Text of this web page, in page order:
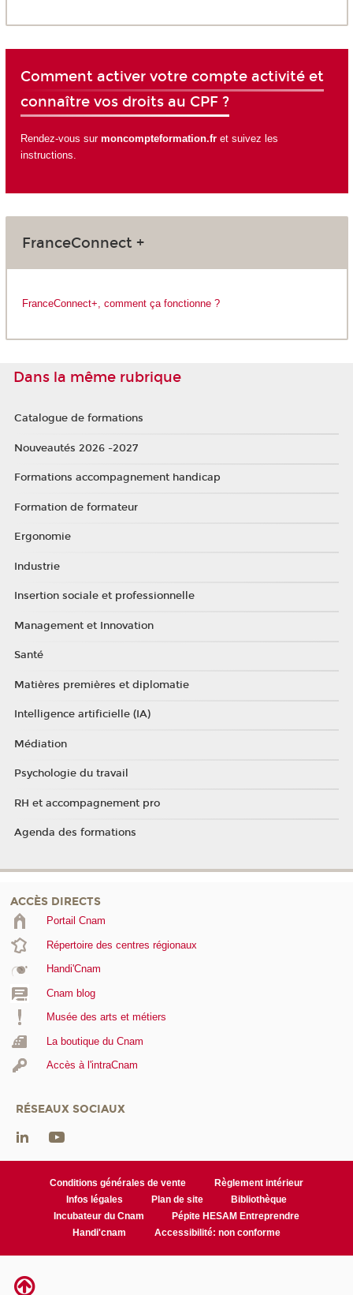
Comment activer votre compte activité et
connaître vos droits au CPF ?
Rendez-vous sur moncompteformation.fret suivez les
instructions.
FranceConnect +
FranceConnect+, comment ça fonctionne ?
Dans la même rubrique
Catalogue de formations
Nouveautés 2026 -2027
Formations accompagnement handicap
Formation de formateur
Ergonomie
Industrie
Insertion sociale et professionnelle
Management et Innovation
Santé
Matières premières et diplomatie
Intelligence artificielle (IA)
Médiation
Psychologie du travail
RH et accompagnement pro
Agenda des formations
ACCÈS DIRECTS
Portail Cnam
Répertoire des centres régionaux
Handi'Cnam
Cnam blog
Musée des arts et métiers
La boutique du Cnam
Accès à l'intraCnam
RÉSEAUX SOCIAUX
Conditions générales de vente
Règlement intérieur
Infos légales
Plan de site
Bibliothèque
Incubateur du Cnam
Pépite HESAM Entreprendre
Handi'cnam
Accessibilité: non conforme